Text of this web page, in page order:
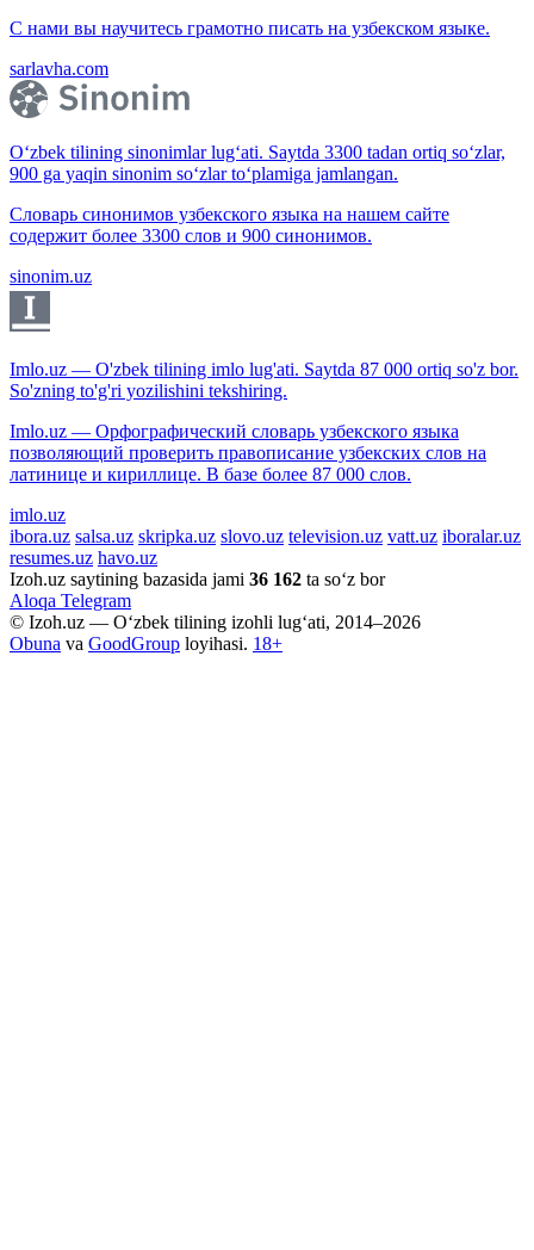
С нами вы научитесь грамотно писать на узбекском языке.
sarlavha.com
O‘zbek tilining sinonimlar lug‘ati. Saytda 3300 tadan ortiq so‘zlar,
900 ga yaqin sinonim so‘zlar to‘plamiga jamlangan.
Словарь синонимов узбекского языка на нашем сайте
содержит более 3300 слов и 900 синонимов.
sinonim.uz
Imlo.uz — O'zbek tilining imlo lug'ati. Saytda 87 000 ortiq so'z bor.
So'zning to'g'ri yozilishini tekshiring.
Imlo.uz — Орфографический словарь узбекского языка
позволяющий проверить правописание узбекских слов на
латинице и кириллице. В базе более 87 000 слов.
imlo.uz
ibora.uz salsa.uz skripka.uz slovo.uz television.uz vatt.uz iboralar.uz
resumes.uz havo.uz
Izoh.uz saytining bazasida jami 36 162 ta so‘z bor
Aloqa Telegram
© Izoh.uz — O‘zbek tilining izohli lug‘ati, 2014–2026
Obuna va GoodGroup loyihasi. 18+